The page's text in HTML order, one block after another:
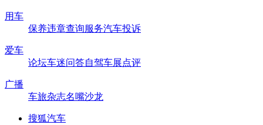
用车
保养违章查询服务汽车投诉
爱车
论坛车迷问答自驾车展点评
广播
车旅杂志名嘴沙龙
搜狐汽车